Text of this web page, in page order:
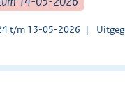
t/m 13-05-2026